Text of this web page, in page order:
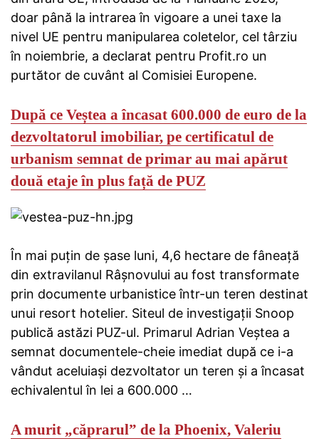
doar până la intrarea în vigoare a unei taxe la
nivel UE pentru manipularea coletelor, cel târziu
în noiembrie, a declarat pentru Profit.ro un
purtător de cuvânt al Comisiei Europene.
După ce Veștea a încasat 600.000 de euro de la
dezvoltatorul imobiliar, pe certificatul de
urbanism semnat de primar au mai apărut
două etaje în plus față de PUZ
În mai puțin de șase luni, 4,6 hectare de fâneață
din extravilanul Râșnovului au fost transformate
prin documente urbanistice într-un teren destinat
unui resort hotelier. Siteul de investigații Snoop
publică astăzi PUZ-ul. Primarul Adrian Veștea a
semnat documentele-cheie imediat după ce i-a
vândut aceluiași dezvoltator un teren și a încasat
echivalentul în lei a 600.000 …
A murit „căprarul” de la Phoenix, Valeriu